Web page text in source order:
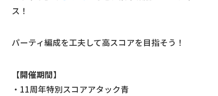
ス！
パーティ編成を工夫して高スコアを目指そう！
【開催期間】
・11周年特別スコアアタック青